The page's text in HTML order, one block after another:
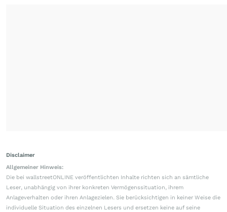
Disclaimer
Allgemeiner Hinweis:
Die bei wallstreetONLINE veröffentlichten Inhalte richten sich an sämtliche
Leser, unabhängig von ihrer konkreten Vermögenssituation, ihrem
Anlageverhalten oder ihren Anlagezielen. Sie berücksichtigen in keiner Weise die
individuelle Situation des einzelnen Lesers und ersetzen keine auf seine